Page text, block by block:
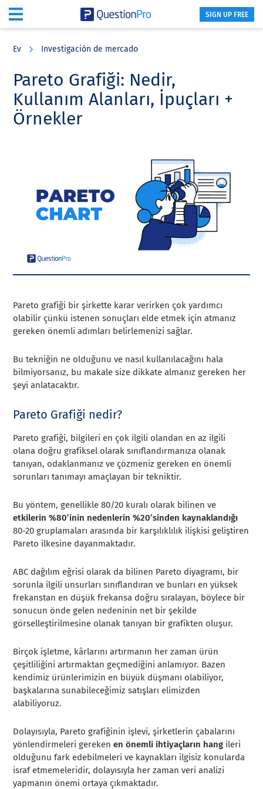
content
sidebar
SIGN UP FREE
Ev Investigación de mercado
Pareto Grafiği: Nedir,
Kullanım Alanları, İpuçları +
Örnekler
Pareto grafiği bir şirkette karar verirken çok yardımcı
olabilir çünkü istenen sonuçları elde etmek için atmanız
gereken önemli adımları belirlemenizi sağlar.
Bu tekniğin ne olduğunu ve nasıl kullanılacağını hala
bilmiyorsanız, bu makale size dikkate almanız gereken her
şeyi anlatacaktır.
Pareto Grafiği nedir?
Pareto grafiği, bilgileri en çok ilgili olandan en az ilgili
olana doğru grafiksel olarak sınıflandırmanıza olanak
tanıyan, odaklanmanız ve çözmeniz gereken en önemli
sorunları tanımayı amaçlayan bir tekniktir.
Bu yöntem, genellikle 80/20 kuralı olarak bilinen ve
etkilerin %80’inin nedenlerin %20’sinden kaynaklandığı
80-20 gruplamaları arasında bir karşılıklılık ilişkisi geliştiren
Pareto ilkesine dayanmaktadır.
ABC dağılım eğrisi olarak da bilinen Pareto diyagramı, bir
sorunla ilgili unsurları sınıflandıran ve bunları en yüksek
frekanstan en düşük frekansa doğru sıralayan, böylece bir
sonucun önde gelen nedeninin net bir şekilde
görselleştirilmesine olanak tanıyan bir grafikten oluşur.
Birçok işletme, kârlarını artırmanın her zaman ürün
çeşitliliğini artırmaktan geçmediğini anlamıyor. Bazen
kendimiz ürünlerimizin en büyük düşmanı olabiliyor,
başkalarına sunabileceğimiz satışları elimizden
alabiliyoruz.
Dolayısıyla, Pareto grafiğinin işlevi, şirketlerin çabalarını
yönlendirmeleri gerekenen önemli ihtiyaçların hang ileri
olduğunu fark edebilmeleri ve kaynakları ilgisiz konularda
israf etmemeleridir, dolayısıyla her zaman veri analizi
yapmanın önemi ortaya çıkmaktadır.